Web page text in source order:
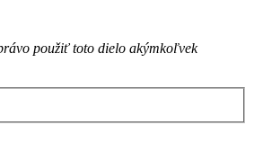
použiť toto dielo akýmkoľvek